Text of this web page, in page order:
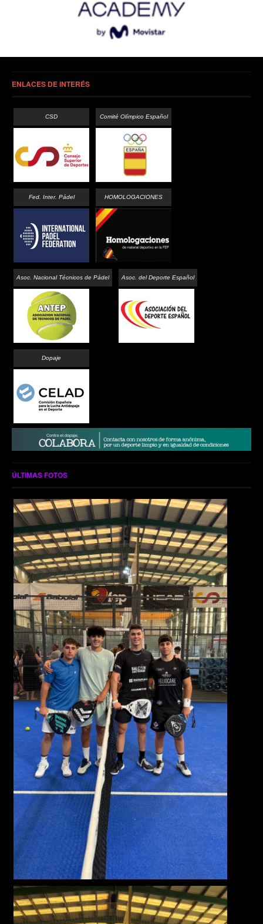
ENLACES DE INTERÉS
CSD Comité Olímpico Español
Fed. Inter. Pádel HOMOLOGACIONES
Asoc. Nacional Técnicos de Pádel Asoc. del Deporte Español
Dopaje
ÚLTIMAS FOTOS